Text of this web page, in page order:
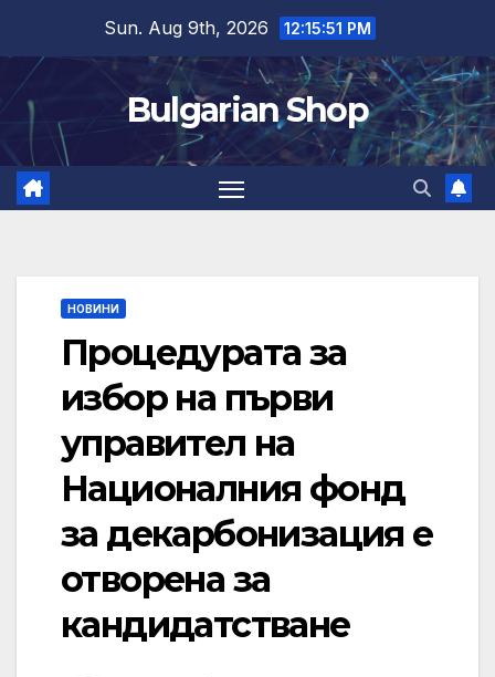
content
Sun. Aug 9th, 2026 12:15:51 PM
Bulgarian Shop
НОВИНИ
Процедурата за
избор на първи
управител на
Националния фонд
за декарбонизация е
отворена за
кандидатстване